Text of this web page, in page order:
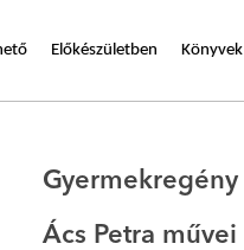
Előkészületben Könyvek
Gyermekregény
Ács Petra művei